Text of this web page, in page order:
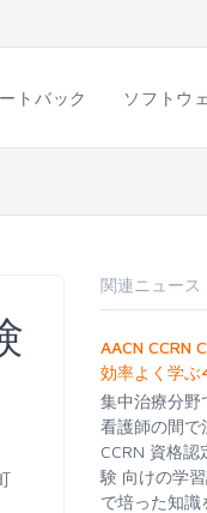
トバック ソフトウ
関連ニュース
AACN CCRN
効率よく学ぶ
集中治療分野
看護師の間で
CCRN 資格
験 向けの学
で培った知識